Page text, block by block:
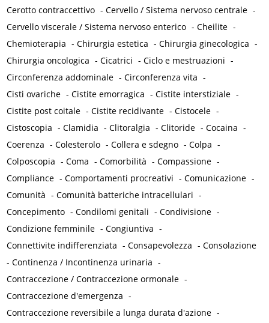
Cerotto contraccettivo -Cervello / Sistema nervoso centrale -
Cervello viscerale / Sistema nervoso enterico -Cheilite -
Chemioterapia -Chirurgia estetica -Chirurgia ginecologica -
Chirurgia oncologica -Cicatrici -Ciclo e mestruazioni -
Circonferenza addominale -Circonferenza vita -
Cisti ovariche -Cistite emorragica -Cistite interstiziale -
Cistite post coitale -Cistite recidivante -Cistocele -
Cistoscopia -Clamidia -Clitoralgia -Clitoride -Cocaina -
Coerenza -Colesterolo -Collera e sdegno -Colpa -
Colposcopia -Coma -Comorbilità -Compassione -
Compliance -Comportamenti procreativi -Comunicazione -
Comunità -Comunità batteriche intracellulari -
Concepimento -Condilomi genitali -Condivisione -
Condizione femminile -Congiuntiva -
Connettivite indifferenziata -Consapevolezza -Consolazione
-Continenza / Incontinenza urinaria -
Contraccezione / Contraccezione ormonale -
Contraccezione d'emergenza -
Contraccezione reversibile a lunga durata d'azione -